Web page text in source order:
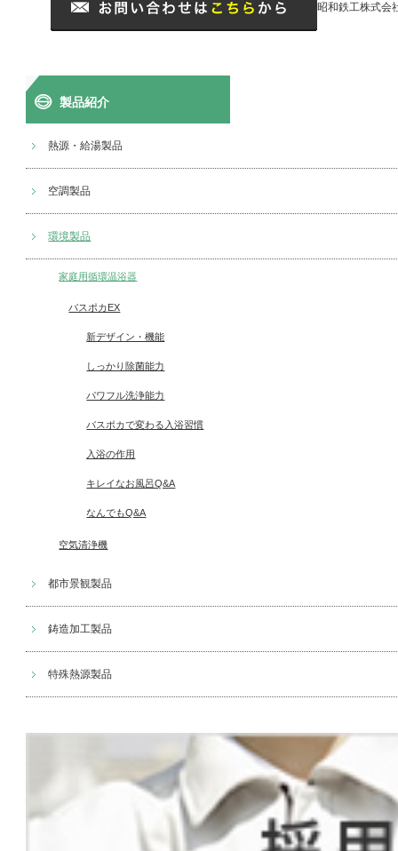
昭和鉄工株式会
製品紹介
熱源・給湯製品
空調製品
環境製品
家庭用循環温浴器
バスポカEX
新デザイン・機能
しっかり除菌能力
パワフル洗浄能力
バスポカで変わる入浴習慣
入浴の作用
キレイなお風呂Q&A
なんでもQ&A
空気清浄機
都市景観製品
鋳造加工製品
特殊熱源製品